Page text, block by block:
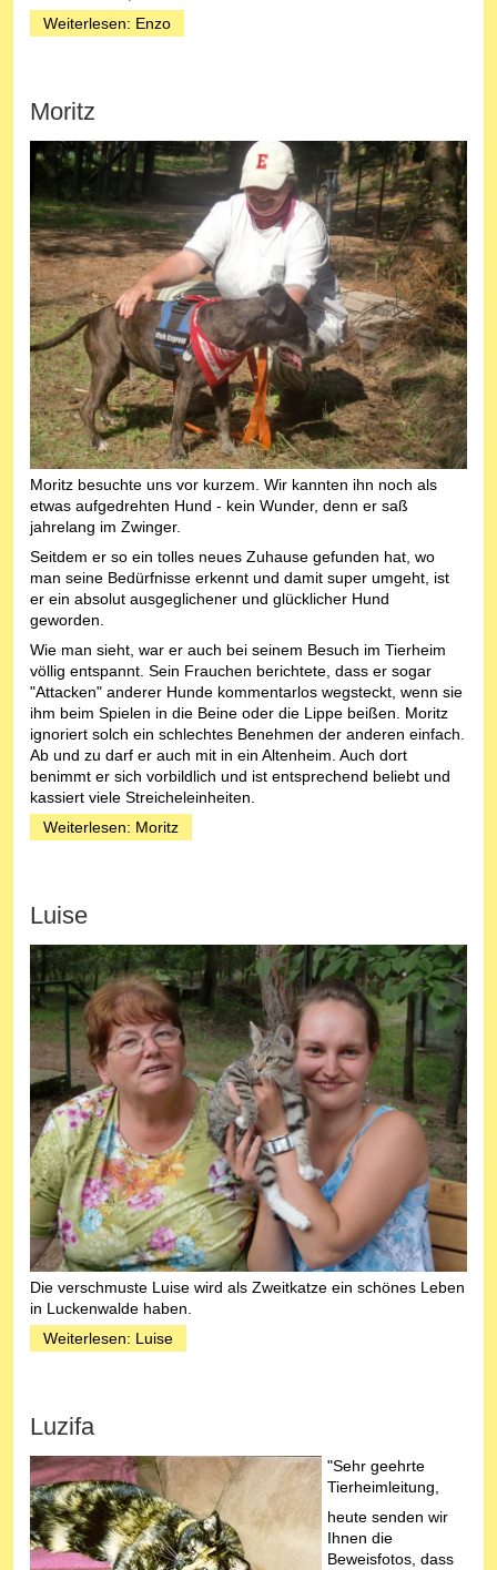
Weiterlesen: Enzo
Moritz
Moritz besuchte uns vor kurzem. Wir kannten ihn noch als
etwas aufgedrehten Hund - kein Wunder, denn er saß
jahrelang im Zwinger.
Seitdem er so ein tolles neues Zuhause gefunden hat, wo
man seine Bedürfnisse erkennt und damit super umgeht, ist
er ein absolut ausgeglichener und glücklicher Hund
geworden.
Wie man sieht, war er auch bei seinem Besuch im Tierheim
völlig entspannt. Sein Frauchen berichtete, dass er sogar
"Attacken" anderer Hunde kommentarlos wegsteckt, wenn sie
ihm beim Spielen in die Beine oder die Lippe beißen. Moritz
ignoriert solch ein schlechtes Benehmen der anderen einfach.
Ab und zu darf er auch mit in ein Altenheim. Auch dort
benimmt er sich vorbildlich und ist entsprechend beliebt und
kassiert viele Streicheleinheiten.
Weiterlesen: Moritz
Luise
Die verschmuste Luise wird als Zweitkatze ein schönes Leben
in Luckenwalde haben.
Weiterlesen: Luise
Luzifa
"Sehr geehrte
Tierheimleitung,
heute senden wir
Ihnen die
Beweisfotos, dass